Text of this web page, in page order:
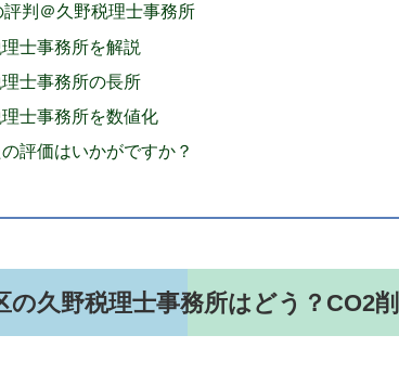
評判＠久野税理士事務所
士事務所を解説
士事務所の長所
士事務所を数値化
評価はいかがですか？
の久野税理士事務所はどう？CO2